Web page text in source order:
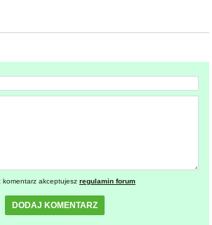
komentarz akceptujesz regulamin forum
DODAJ KOMENTARZ